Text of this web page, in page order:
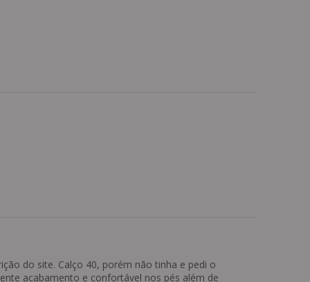
do site. Calço 40, porém não tinha e pedi o
acabamento e confortável nos pés além de